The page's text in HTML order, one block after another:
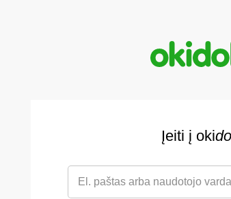
Įeiti į oki